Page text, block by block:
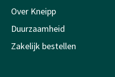
Over Kneipp
Duurzaamheid
Zakelijk bestellen